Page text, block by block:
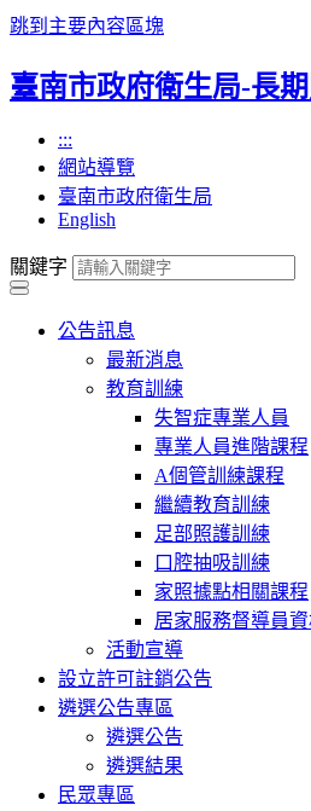
跳到主要內容區塊
臺南市政府衛生局-長
:::
網站導覽
臺南市政府衛生局
English
關鍵字
公告訊息
最新消息
教育訓練
失智症專業人員
專業人員進階課程
A個管訓練課程
繼續教育訓練
足部照護訓練
口腔抽吸訓練
家照據點相關課程
居家服務督導員
活動宣導
設立許可註銷公告
遴選公告專區
遴選公告
遴選結果
民眾專區